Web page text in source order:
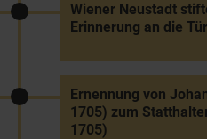
Wiener Neustadt
Erinnerung an die
Ernennung von
1705) zum
1705)